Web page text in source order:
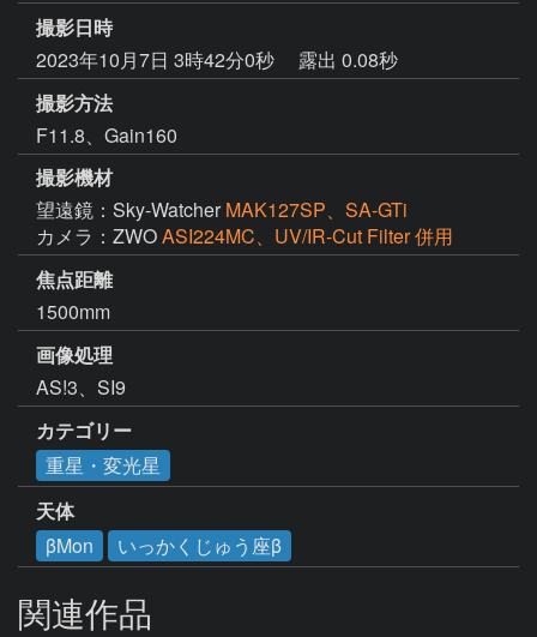
撮影日時
2023年10月7日 3時42分0秒
露出 0.08秒
撮影方法
F11.8、Gain160
撮影機材
望遠鏡：Sky-Watcher MAK127SP、SA-GTi
カメラ：ZWOASI224MC、UV/IR-Cut Filter 併用
焦点距離
1500mm
画像処理
AS!3、SI9
カテゴリー
重星・変光星
天体
βMon
いっかくじゅう座β
関連作品